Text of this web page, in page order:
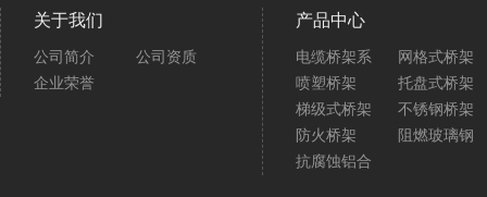
关于我们
公司简介
公司资质
企业荣誉
产品中心
电缆桥架系
网格式桥架
喷塑桥架
托盘式桥架
梯级式桥架
不锈钢桥架
防火桥架
阻燃玻璃钢
抗腐蚀铝合